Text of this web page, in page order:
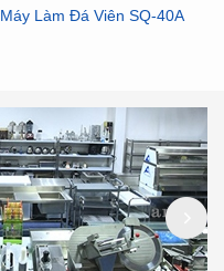
Máy Làm Đá Viên SQ-40A